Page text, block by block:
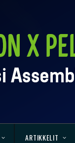
ARTIKKELIT